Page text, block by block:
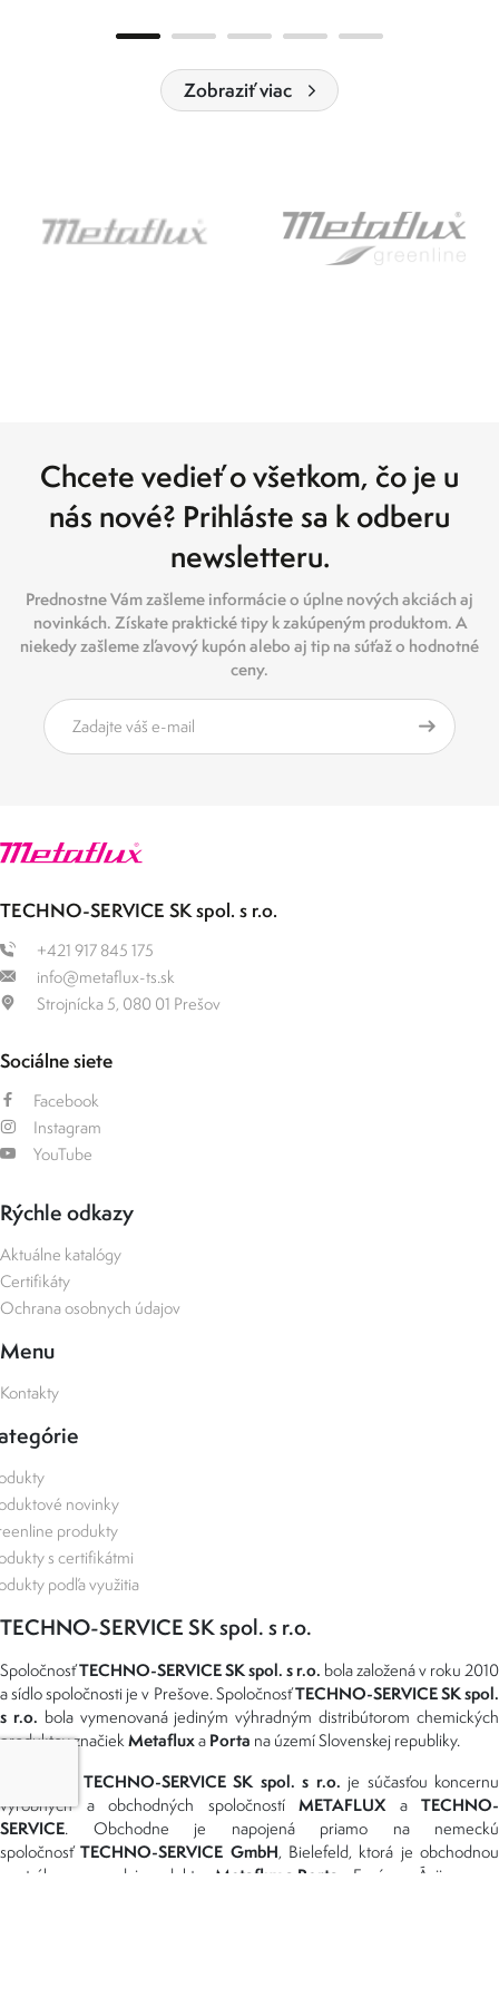
Zobraziť viac
Chcete vedieť o všetkom, čo je u
nás nové? Prihláste sa k odberu
newsletteru.
Prednostne Vám zašleme informácie o úplne nových akciách aj
novinkách. Získate praktické tipy k zakúpeným produktom. A
niekedy zašleme zľavový kupón alebo aj tip na súťaž o hodnotné
ceny.
TECHNO-SERVICE SK spol. s r.o.
+421 917 845 175
info@metaflux-ts.sk
Strojnícka 5, 080 01 Prešov
Sociálne siete
Facebook
Instagram
YouTube
Rýchle odkazy
Aktuálne katalógy
Certifikáty
Ochrana osobnych údajov
Menu
Kontakty
novinky
produkty
s certifikátmi
podľa využitia
TECHNO-SERVICE SK spol. s r.o.
SpoločnosťTECHNO-SERVICE SK spol. s r.o. bola založená v roku 2010
a sídlo spoločnosti je v Prešove. SpoločnosťTECHNO-SERVICE SK spol.
s r.o. bola vymenovaná jediným výhradným distribútorom chemických
produktov značiekMetafluxa Porta na území Slovenskej republiky.
TECHNO-SERVICE SK spol. s r.o. je súčasťou koncernu
výrobných a obchodných spoločností METAFLUXa TECHNO-
SERVICE. Obchodne je napojená priamo na nemeckú
spoločnosťTECHNO-SERVICE GmbH, Bielefeld, ktorá je obchodnou
centrálou pre predaj produktov Metaflux a Porta v Európe a Ázii.